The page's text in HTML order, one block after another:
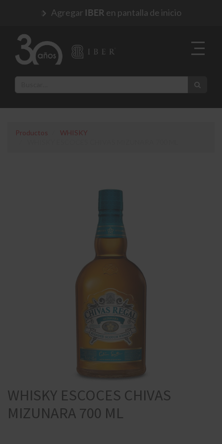
Agregar IBER en pantalla de inicio
Productos
WHISKY
WHISKY ESCOCES CHIVAS
MIZUNARA 700 ML